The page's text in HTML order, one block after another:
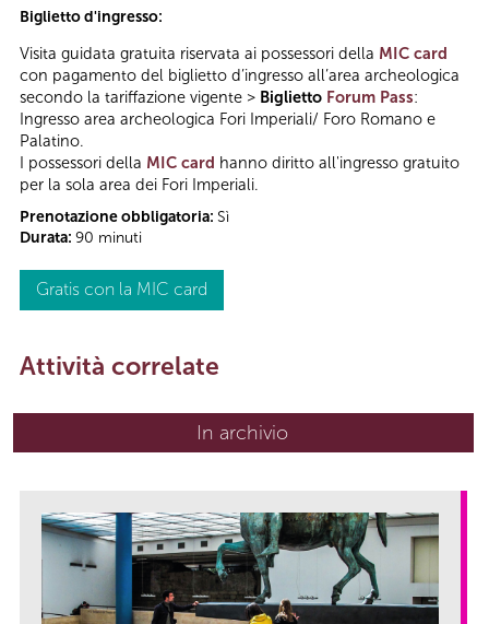
Biglietto d'ingresso:
Visita guidata gratuita riservata ai possessori della MIC card
con pagamento del biglietto d’ingresso all’area archeologica
secondo la tariffazione vigente > Biglietto Forum Pass:
Ingresso area archeologica Fori Imperiali/ Foro Romano e
Palatino.
I possessori della MIC card hanno diritto all'ingresso gratuito
per la sola area dei Fori Imperiali.
Prenotazione obbligatoria: Sì
Durata: 90 minuti
Gratis con la MIC card
Attività correlate
In archivio